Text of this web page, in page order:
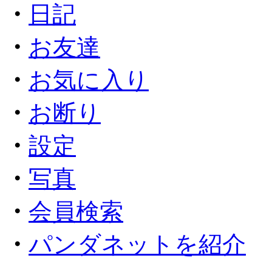
・ 日記
・ お友達
・ お気に入り
・ お断り
・ 設定
・ 写真
・ 会員検索
・ パンダネットを紹介